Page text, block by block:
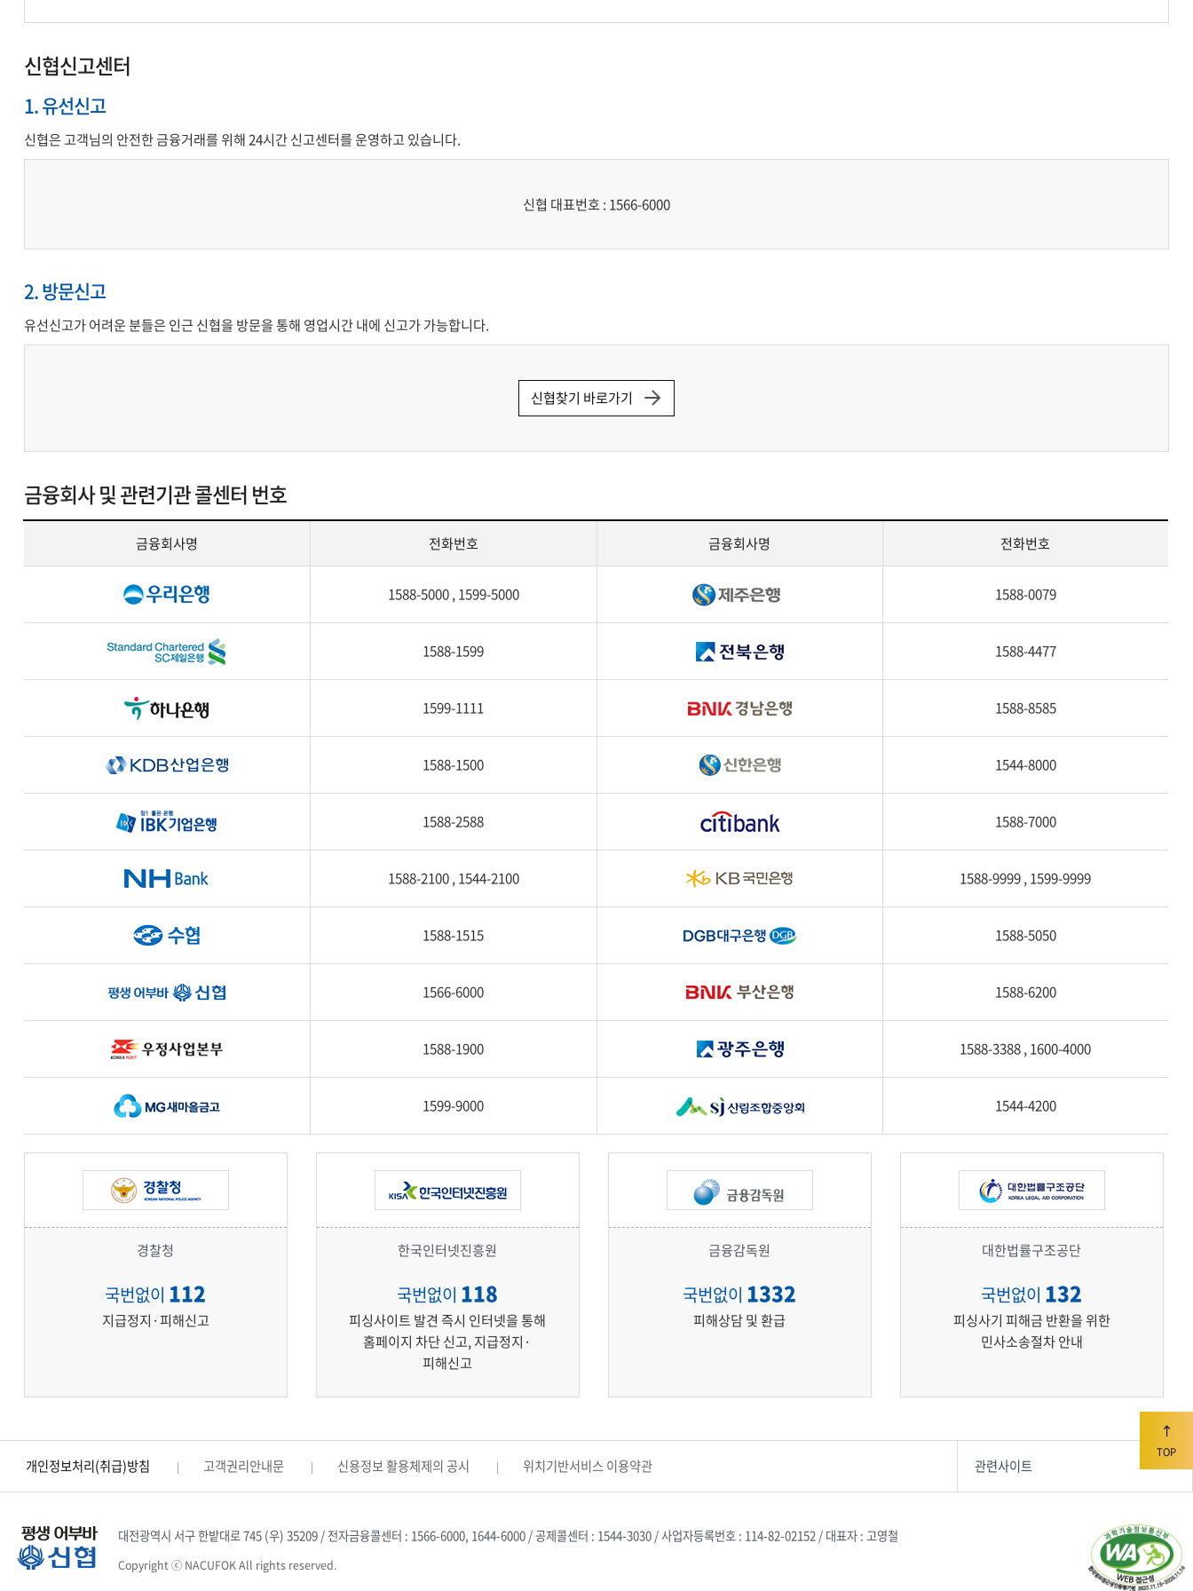
신협신고센터
1. 유선신고
신협은 고객님의 안전한 금융거래를 위해 24시간 신고센터를 운영하고 있습니다.
신협 대표번호 : 1566-6000
2. 방문신고
유선신고가 어려운 분들은 인근 신협을 방문을 통해 영업시간 내에 신고가 가능합니다.
신협찾기 바로가기
금융회사 및 관련기관 콜센터 번호
회
관
센
화
표
금융회사명 전화번호 금융회사명 전화번호
1588-5000 , 1599-5000 1588-0079
1588-1599 1588-4477
1599-1111 1588-8585
1588-1500 1544-8000
1588-2588 1588-7000
1588-2100 , 1544-2100 1588-9999 , 1599-9999
1588-1515 1588-5050
1566-6000 1588-6200
1588-1900 1588-3388 , 1600-4000
1599-9000 1544-4200
경찰청
국번없이 112
지급정지·피해신고
한국인터넷진흥원
국번없이 118
피싱사이트 발견 즉시 인터넷을 통해
홈페이지 차단 신고, 지급정지·
피해신고
금융감독원
국번없이 1332
피해상담 및 환급
대한법률구조공단
국번없이 132
피싱사기 피해금 반환을 위한
민사소송절차 안내
개인정보처리(취급)방침 고객권리안내문 신용정보 활용체제의 공시 위치기반서비스 이용약관 관련사이트
대전광역시 서구 한밭대로 745 (우) 35209 / 전자금융콜센터 : 1566-6000, 1644-6000 / 공제콜센터 : 1544-3030 / 사업자등록번호 : 114-82-02152 / 대표자 : 고영철
Copyright ⓒ NACUFOK All rights reserved.
TOP